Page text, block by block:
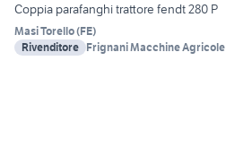
Coppia parafanghi trattore fendt 280 P
Masi Torello(FE)
Rivenditore Frignani Macchine Agricole